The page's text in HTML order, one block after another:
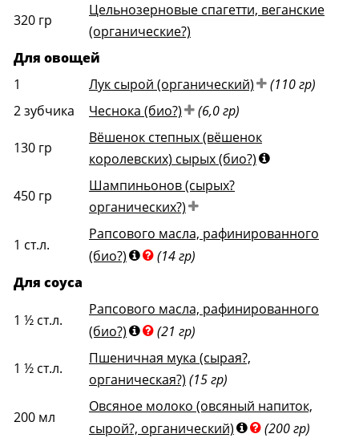
320 гр
Цельнозерновые спагетти, веганские
(органические?)
Для овощей
1
Лук сырой (органический)
(110 гр)
2зубчика Чеснока (био?) (6,0 гр)
130 гр
Вёшенок степных (вёшенок
королевских) сырых (био?)
450 гр
Шампиньонов (сырых?
органических?)
1 ст.л.
Рапсового масла, рафинированного
(био?)
(14 гр)
Для соуса
1 ½ ст.л.
Рапсового масла, рафинированного
(био?)
(21 гр)
1 ½ ст.л.
Пшеничная мука (сырая?,
органическая?) (15 гр)
200 мл
Овсяное молоко (овсяный напиток,
сырой?, органический)
(200 гр)